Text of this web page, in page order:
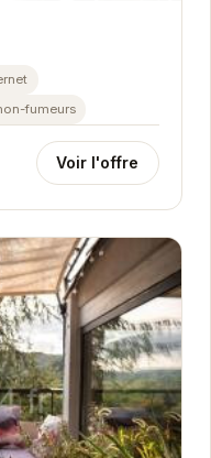
fumeurs
Voir l'offre